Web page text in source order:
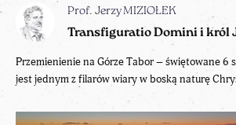
Prof. Jerzy MIZIOŁEK
Transfiguratio Domini i król
Przemienienie na Górze Tabor – świętowane 6
jest jednym z filarów wiary w boską naturę